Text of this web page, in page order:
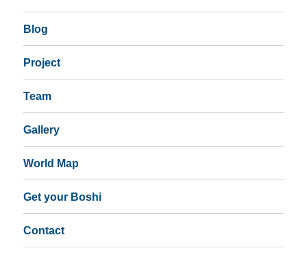
Blog
Project
Team
Gallery
World Map
Get your Boshi
Contact